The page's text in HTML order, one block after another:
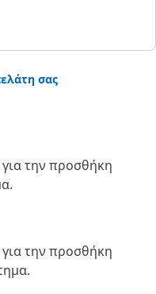
σας
την προσθήκη
την προσθήκη